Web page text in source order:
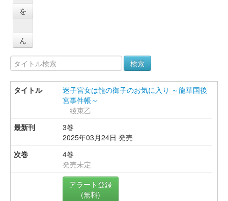
を
ん
検索
迷子宮女は龍の御子のお気に入り ～龍華国後
宮事件帳～
綾束乙
3巻
2025年03月24日 発売
4巻
発売未定
アラート登録
(無料)